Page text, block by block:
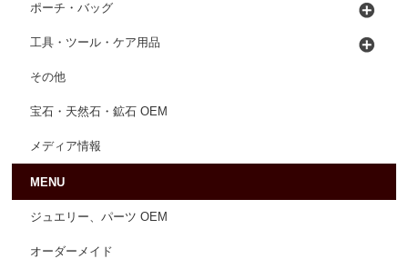
ポーチ・バッグ
工具・ツール・ケア用品
その他
宝石・天然石・鉱石 OEM
メディア情報
MENU
ジュエリー、パーツ OEM
オーダーメイド